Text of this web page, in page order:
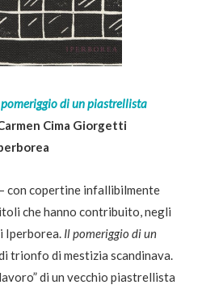
di un piastrellista
Cima Giorgetti
con copertine infallibilmente
che hanno contribuito, negli
Iperborea. Il pomeriggio di un
trionfo di mestizia scandinava.
di un vecchio piastrellista